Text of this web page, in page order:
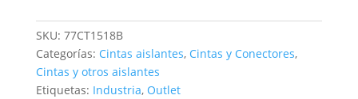
blanca
ref.
UU009472661
cantidad
SKU: 77CT1518B
Categorías: Cintas aislantes, Cintas y Conectores,
Cintas y otros aislantes
Etiquetas: Industria, Outlet